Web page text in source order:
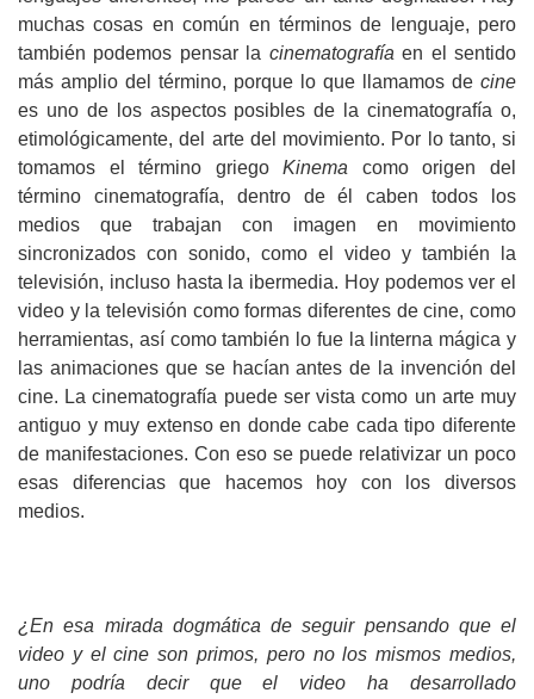
muchas cosas en común en términos de lenguaje, pero
también podemos pensar la cinematografía en el sentido
más amplio del término, porque lo que llamamos de cine
es uno de los aspectos posibles de la cinematografía o,
etimológicamente, del arte del movimiento. Por lo tanto, si
tomamos el término griegoKinema como origen del
término cinematografía, dentro de él caben todos los
medios que trabajan con imagen en movimiento
sincronizados con sonido, como el video y también la
televisión, incluso hasta la ibermedia. Hoy podemos ver el
video y la televisión como formas diferentes de cine, como
herramientas, así como también lo fue la linterna mágica y
las animaciones que se hacían antes de la invención del
cine. La cinematografía puede ser vista como un arte muy
antiguo y muy extenso en donde cabe cada tipo diferente
de manifestaciones. Con eso se puede relativizar un poco
esas diferencias que hacemos hoy con los diversos
medios.
¿En esa mirada dogmática de seguir pensando que el
video y el cine son primos, pero no los mismos medios,
uno podría decir que el video ha desarrollado